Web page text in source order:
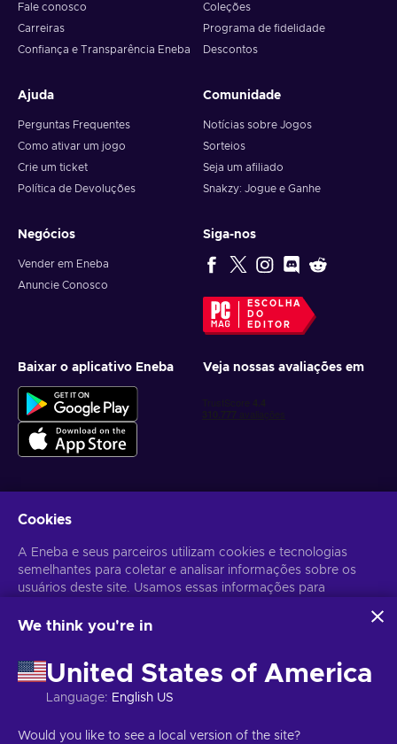
Fale conosco
Carreiras
Confiança e Transparência Eneba
Coleções
Programa de fidelidade
Descontos
Ajuda
Perguntas Frequentes
Como ativar um jogo
Crie um ticket
Política de Devoluções
Comunidade
Notícias sobre Jogos
Sorteios
Seja um afiliado
Snakzy: Jogue e Ganhe
Negócios
Vender em Eneba
Anuncie Conosco
Siga-nos
ESCOLHA
DO
EDITOR
Baixar o aplicativo Eneba Veja nossas avaliações em
Receba ofertas personalizadas de jogos
Inscrever-se
Você pode cancelar sua inscrição a qualquer momento. Acesse
Copyright © 2026 Eneba. Todos os direitos reservados.
Cookies
A Eneba e seus parceiros utilizam cookies e tecnologias
semelhantes para coletar e analisar informações sobre os
usuários deste site. Usamos essas informações para
Seus dados pessoais também podem ser usados para a
Ao clicar em "Aceitar todos", você concorda com o uso
dessas tecnologias pela Eneba e seus parceiros. Você pode
ajustar seu consentimento clicando em "Personalizar".
dados, consulteSegurança e Privacidade do Google
We think you're in
United States of America
Language: English US
Would you like to see a local version of the site?